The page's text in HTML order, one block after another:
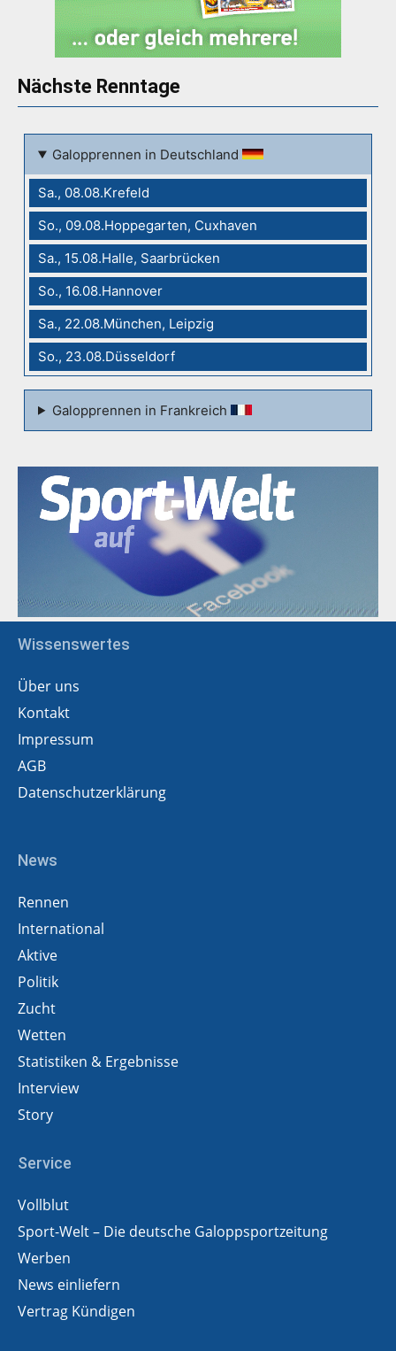
Nächste Renntage
Galopprennen in Deutschland
Sa., 08.08.Krefeld
So., 09.08.Hoppegarten, Cuxhaven
Sa., 15.08.Halle, Saarbrücken
So., 16.08.Hannover
Sa., 22.08.München, Leipzig
So., 23.08.Düsseldorf
Galopprennen in Frankreich
Wissenswertes
Über uns
Kontakt
Impressum
AGB
Datenschutzerklärung
News
Rennen
International
Aktive
Politik
Zucht
Wetten
Statistiken & Ergebnisse
Interview
Story
Service
Vollblut
Sport-Welt – Die deutsche Galoppsportzeitung
Werben
News einliefern
Vertrag Kündigen